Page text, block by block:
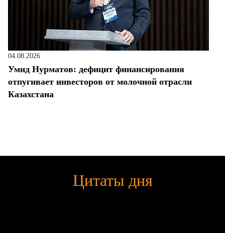
04.08.2026
Умид Нурматов: дефицит финансирования
отпугивает инвесторов от молочной отрасли
Казахстана
Цитаты дня